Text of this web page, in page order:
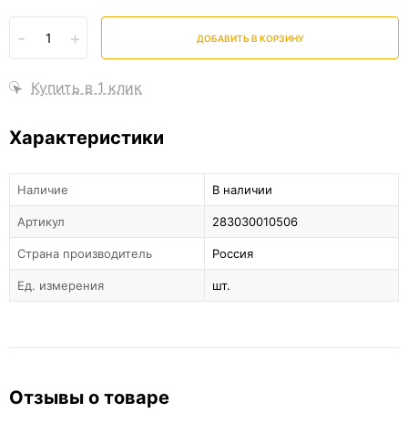
- + ДОБАВИТЬ В КОРЗИНУ
Купить в 1 клик
Характеристики
Наличие В наличии
Артикул 283030010506
Страна производитель Россия
Ед. измерения шт.
Отзывы о товаре